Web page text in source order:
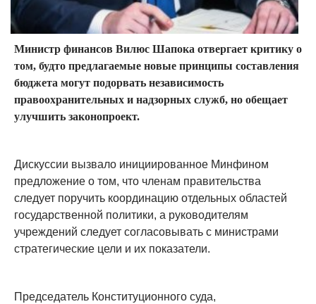
Министр финансов Вилюс Шапока отвергает критику о
том, будто предлагаемые новые принципы составления
бюджета могут подорвать независимость
правоохранительных и надзорных служб, но обещает
улучшить законопроект.
Дискуссии вызвало инициированное Минфином
предложение о том, что членам правительства
следует поручить координацию отдельных областей
государственной политики, а руководителям
учреждений следует согласовывать с министрами
стратегические цели и их показатели.
Председатель Конституционного суда,